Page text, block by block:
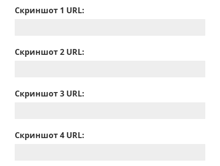
Скриншот 1 URL:
Скриншот 2 URL:
Скриншот 3 URL:
Скриншот 4 URL: